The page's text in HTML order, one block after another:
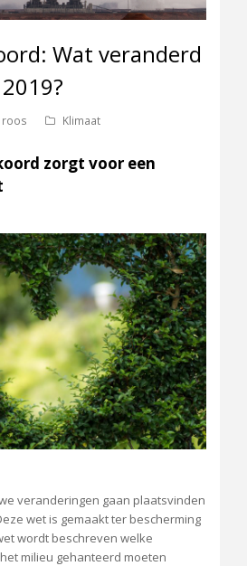
Wat veranderd
roos Klimaat
zorgt voor een
veranderingen gaan plaatsvinden
wet is gemaakt ter bescherming
wordt beschreven welke
milieu gehanteerd moeten